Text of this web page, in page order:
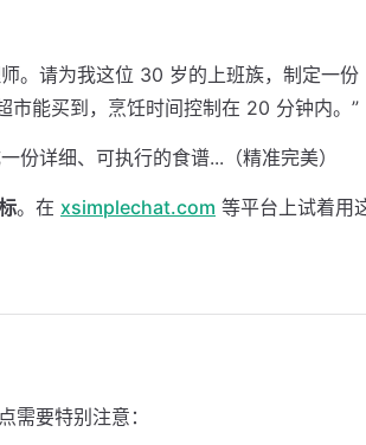
。请为我这位 30 岁的上班族，制定一
市能买到，烹饪时间控制在 20 分钟内。”
份详细、可执行的食谱...（精准完美）
。在 xsimplechat.com 等平台上试着用
需要特别注意：